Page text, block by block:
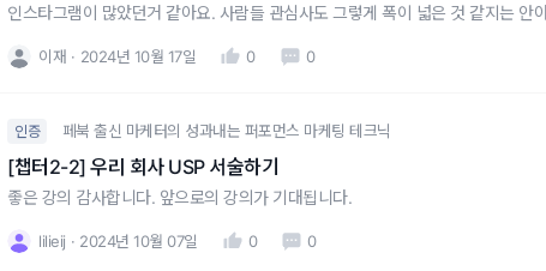
인스타그램이 많았던거 같아요. 사람들 관심사도 그렇게 폭이 넓은 것 같지는 안
이재 2024년 10월 17일 0 0
인증 페북 출신 마케터의 성과내는 퍼포먼스 마케팅 테크닉
[챕터2-2] 우리 회사 USP 서술하기
좋은 강의 감사합니다. 앞으로의 강의가 기대됩니다.
lilieij 2024년 10월 07일 0 0